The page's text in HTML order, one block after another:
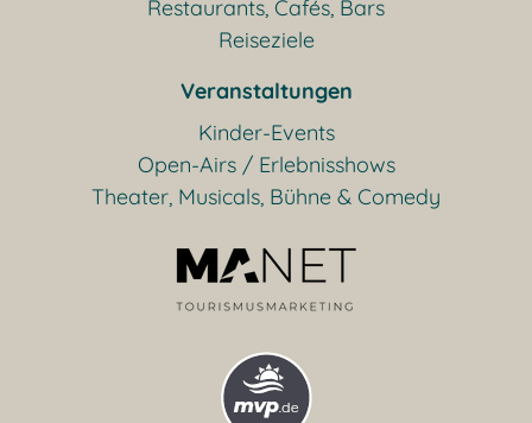
Restaurants, Cafés, Bars
Reiseziele
Veranstaltungen
Kinder-Events
Open-Airs / Erlebnisshows
Theater, Musicals, Bühne & Comedy